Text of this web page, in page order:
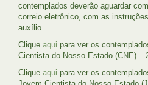
contemplados deverão aguardar
correio eletrônico, com as
auxílio.
Clique aqui para ver os
Cientista do Nosso Estado (CNE) –
Clique aqui para ver os